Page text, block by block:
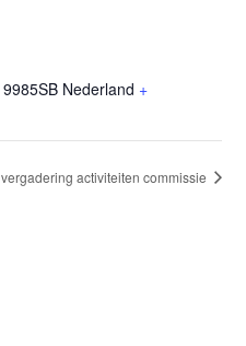
9985SB Nederland +
vergadering activiteiten commissie